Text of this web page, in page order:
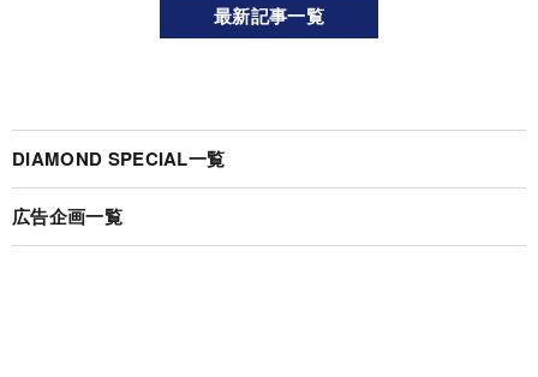
最新記事一覧
DIAMOND SPECIAL一覧
広告企画一覧